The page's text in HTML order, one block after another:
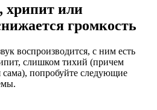
хрипит или
громкость
воспроизводится, с ним есть
слишком тихий (причем
сама), попробуйте следующие